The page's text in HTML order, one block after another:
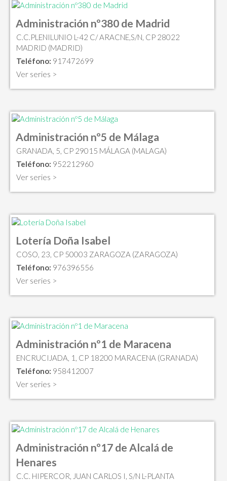
Administración nº380 de Madrid
C.C.PLENILUNIO L-42 C/ ARACNE,S/N, CP 28022
MADRID (MADRID)
Teléfono: 917472699
Ver series >
Administración nº5 de Málaga
GRANADA, 5, CP 29015 MÁLAGA (MALAGA)
Teléfono: 952212960
Ver series >
Lotería Doña Isabel
COSO, 23, CP 50003 ZARAGOZA (ZARAGOZA)
Teléfono: 976396556
Ver series >
Administración nº1 de Maracena
ENCRUCIJADA, 1, CP 18200 MARACENA (GRANADA)
Teléfono: 958412007
Ver series >
Administración nº17 de Alcalá de
Henares
C.C. HIPERCOR, JUAN CARLOS I, S/N L-PLANTA